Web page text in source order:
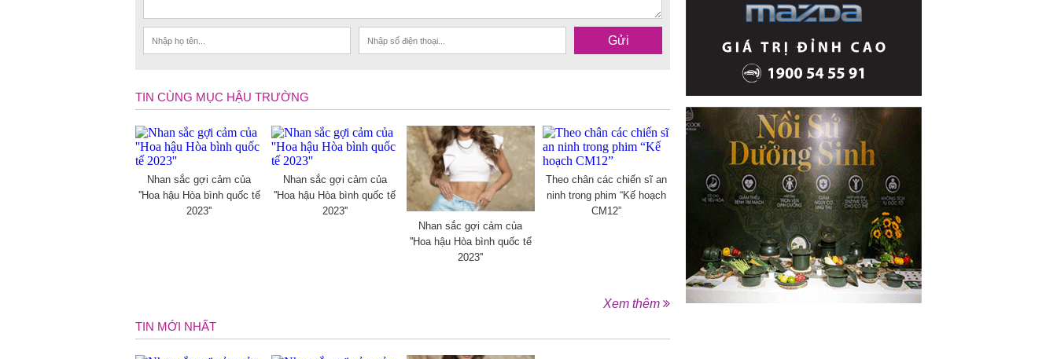
Gửi
TIN CÙNG MỤC HẬU TRƯỜNG
Nhan sắc gợi cảm của
''Hoa hậu Hòa bình quốc tế
2023''
Nhan sắc gợi cảm của
''Hoa hậu Hòa bình quốc tế
2023''
Nhan sắc gợi cảm của
''Hoa hậu Hòa bình quốc tế
2023''
Theo chân các chiến sĩ an
ninh trong phim “Kế hoạch
CM12”
Xem thêm
TIN MỚI NHẤT